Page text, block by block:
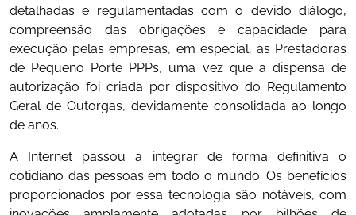
detalhadas e regulamentadas com o devido diálogo,
compreensão das obrigações e capacidade para
execução pelas empresas, em especial, as Prestadoras
de Pequeno Porte PPPs, uma vez que a dispensa de
autorização foi criada por dispositivo do Regulamento
Geral de Outorgas, devidamente consolidada ao longo
de anos.
A Internet passou a integrar de forma definitiva o
cotidiano das pessoas em todo o mundo. Os benefícios
proporcionados por essa tecnologia são notáveis, com